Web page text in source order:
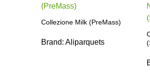
Collezione Milk (PreMass)
Brand: Aliparquets